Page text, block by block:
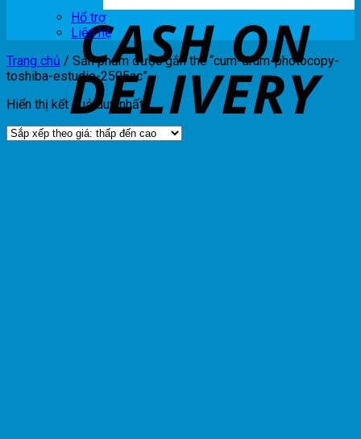
Hổ trợ
Liên hệ
Trang chủ / Sản phẩm được gắn thẻ “cum-drum-photocopy-
toshiba-estudio-2505ac”
Hiển thị kết quả duy nhất